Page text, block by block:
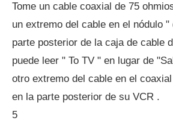
Tome un cable coaxial de 75
un extremo del cable en el nódulo
parte posterior de la caja de cable
puede leer " To TV " en lugar de
otro extremo del cable en el
en la parte posterior de su VCR .
5